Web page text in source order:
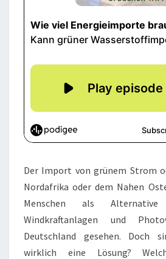
Der Import von grünem Strom
Nordafrika oder dem Nahen
Menschen als
Windkraftanlagen und
Deutschland gesehen. Doch
wirklich eine Lösung?